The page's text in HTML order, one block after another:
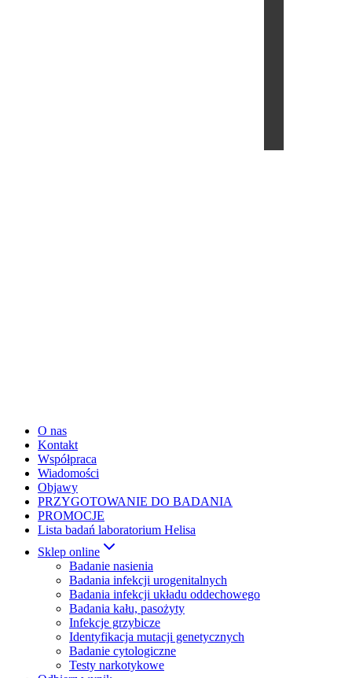
O nas
Kontakt
Współpraca
Wiadomości
Objawy
PRZYGOTOWANIE DO BADANIA
PROMOCJE
Lista badań laboratorium Helisa
Sklep online
Badanie nasienia
Badania infekcji urogenitalnych
Badania infekcji układu oddechowego
Badania kału, pasożyty
Infekcje grzybicze
Identyfikacja mutacji genetycznych
Badanie cytologiczne
Testy narkotykowe